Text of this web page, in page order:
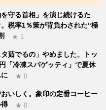
守る首相」を演じ続けるた
税率1％策が背負わされた“極
★ 1
茹でるの」やめました。トッ
「冷凍スパゲッティ」で夏休
★ 0
いしく。象印の定番コーヒー
★ 0